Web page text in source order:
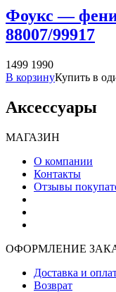
Фоукс —
88007/99917
1499 1990
В корзинуКупить в
Аксессуары
МАГАЗИН
О компании
Контакты
Отзывы
ОФОРМЛЕНИЕ
Доставка и
Возврат